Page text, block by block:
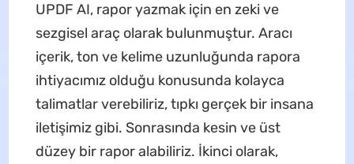
UPDF AI, rapor yazmak için en zeki ve
sezgisel araç olarak bulunmuştur. Aracı
içerik, ton ve kelime uzunluğunda rapora
ihtiyacımız olduğu konusunda kolayca
talimatlar verebiliriz, tıpkı gerçek bir insana
iletişimiz gibi. Sonrasında kesin ve üst
düzey bir rapor alabiliriz. İkinci olarak,